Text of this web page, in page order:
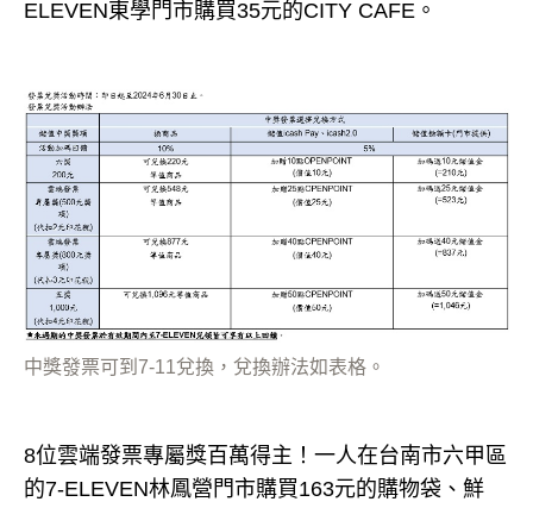
ELEVEN東學門市購買35元的CITY CAFE。
中獎發票可到7-11兌換，兌換辦法如表格。
8位雲端發票專屬獎百萬得主！一人在台南市六甲區
的7-ELEVEN林鳳營門市購買163元的購物袋、鮮